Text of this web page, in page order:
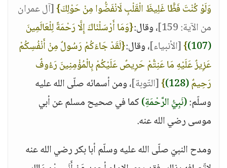
وَلَوْ كُنْتَ فَظًّا غَلِيظَ الْقَلْبِ لَانْفَضُّوا مِنْ حَوْلِكَ}[آل عمران
من الآية: 159]
، وقال:{وَمَا أَرْسَلْنَاكَ إِلَّا رَحْمَةً لِلْعَالَمِينَ
(107)
}[الأنبياء]، وقال:{لَقَدْ جَاءَكُمْ رَسُولٌ مِنْ أَنْفُسِكُمْ
عَزِيزٌ عَلَيْهِ مَا عَنِتُّمْ حَرِيصٌ عَلَيْكُمْ بِالْمُؤْمِنِينَ رَءُوفٌ
رَحِيمٌ(128)
}[التّوبة]، ومن أسمائه صلّى الله عليه
وسلّم:(نَبِيُّ الرَّحْمَةِ)كما في صحيح مسلم عن أبي
موسى رضي الله عنه.
ومدح النبيّ صلّى الله عليه وسلّم أبا بكر رضي الله عنه